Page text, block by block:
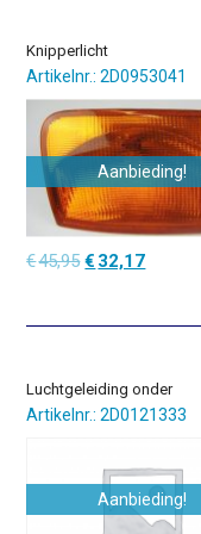
Knipperlicht
Artikelnr.: 2D0953041
Aanbieding!
€45,95Oorspronkelijke
€45,95.
€ 32,17Huidige
€32,17.
Luchtgeleiding onder
Artikelnr.: 2D0121333
Aanbieding!